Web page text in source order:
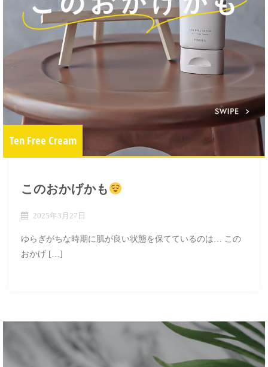
Ten Free Cream
このおかげかも
2025年3月27日
ゆらぎがちな時期に肌が良い状態を保てているのは… この
おかげ […]